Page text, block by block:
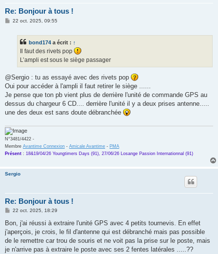
Re: Bonjour à tous !
M22 oct. 2025, 09:55
bond174 a écrit : ↑
Il faut des rivets pop
L’ampli est sous le siège passager
@Sergio : tu as essayé avec des rivets pop
Oui pour accéder à l'ampli il faut retirer le siège ......
Je pense que ton pb vient plus de derrière l'unité de commande GPS au
dessus du chargeur 6 CD.... derrière l'unité il y a deux prises antenne.....
une des deux est sans doute débranchée
N°3481/4422 -
Membre Avantime Connexion - Amicale Avantime - PMA
Présent : 18&19/04/26 Youngtimers Days (91), 27/06/26 Losange Passion Internationnal (91)
Sergio
Re: Bonjour à tous !
M
s
a
g
22 oct. 2025, 18:29
Bon, j'ai réussi à extraire l'unité GPS avec 4 petits tournevis. En effet
j'aperçois, je crois, le fil d'antenne qui est débranché mais pas possible
de le remettre car trou de souris et ne voit pas la prise sur le poste, mais
je n'arrive pas à extraire le poste avec ses 2 fentes latérales .....??